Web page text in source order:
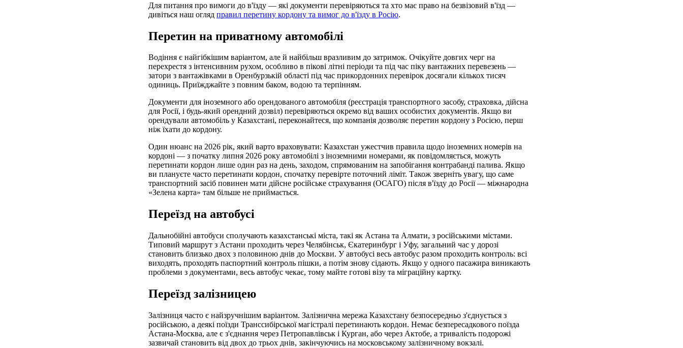
Для питання про вимоги до в'їзду — які документи перевіряються та хто має право на безвізовий в'їзд —
дивіться наш огляд правил перетину кордону та вимог до в'їзду в Росію.
Перетин на приватному автомобілі
Водіння є найгібкішим варіантом, але й найбільш вразливим до затримок. Очікуйте довгих черг на
перехрестя з інтенсивним рухом, особливо в пікові літні періоди та під час піку вантажних перевезень —
затори з вантажівками в Оренбурзькій області під час прикордонних перевірок досягали кількох тисяч
одиниць. Приїжджайте з повним баком, водою та терпінням.
Документи для іноземного або орендованого автомобіля (реєстрація транспортного засобу, страховка, дійсна
для Росії, і будь-який орендний дозвіл) перевіряються окремо від ваших особистих документів. Якщо ви
орендували автомобіль у Казахстані, переконайтеся, що компанія дозволяє перетин кордону з Росією, перш
ніж їхати до кордону.
Один нюанс на 2026 рік, який варто враховувати: Казахстан ужестчив правила щодо іноземних номерів на
кордоні — з початку липня 2026 року автомобілі з іноземними номерами, як повідомляється, можуть
перетинати кордон лише один раз на день, заходом, спрямованим на запобігання контрабанді палива. Якщо
ви плануєте часто перетинати кордон, спочатку перевірте поточний ліміт. Також зверніть увагу, що саме
транспортний засіб повинен мати дійсне російське страхування (ОСАГО) після в'їзду до Росії — міжнародна
«Зелена карта» там більше не приймається.
Переїзд на автобусі
Дальнобійні автобуси сполучають казахстанські міста, такі як Астана та Алмати, з російськими містами.
Типовий маршрут з Астани проходить через Челябінськ, Єкатеринбург і Уфу, загальний час у дорозі
становить близько двох з половиною днів до Москви. У автобусі весь автобус разом проходить контроль: всі
виходять, проходять паспортний контроль пішки, а потім знову сідають. Якщо у одного пасажира виникають
проблеми з документами, весь автобус чекає, тому майте готові візу та міграційну картку.
Переїзд залізницею
Залізниця часто є найзручнішим варіантом. Залізнична мережа Казахстану безпосередньо з'єднується з
російською, а деякі поїзди Транссибірської магістралі перетинають кордон. Немає безпересадкового поїзда
Астана-Москва, але є з'єднання через Петропавлівськ і Курган, або через Актобе, а тривалість подорожі
зазвичай становить від двох до трьох днів, закінчуючись на московському залізничному вокзалі.